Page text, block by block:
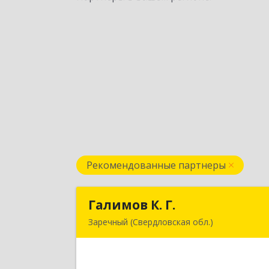
Рекомендованные партнеры
Галимов К. Г.
Заречный (Свердловская обл.)